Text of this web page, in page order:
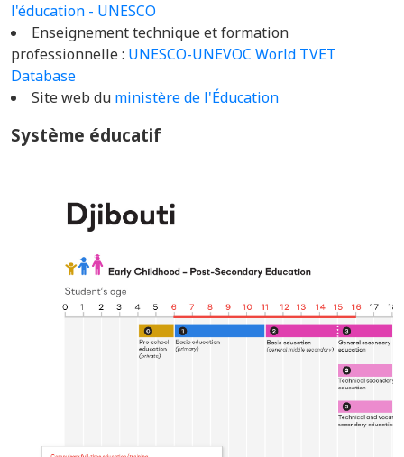
l'éducation - UNESCO
Enseignement technique et formation
professionnelle : UNESCO-UNEVOC World TVET
Database
Site web du ministère de l'Éducation
Système éducatif